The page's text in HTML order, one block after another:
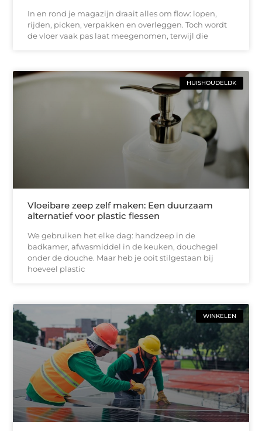
In en rond je magazijn draait alles om flow: lopen,
rijden, picken, verpakken en overleggen. Toch wordt
de vloer vaak pas laat meegenomen, terwijl die
HUISHOUDELIJK
Vloeibare zeep zelf maken: Een duurzaam
alternatief voor plastic flessen
We gebruiken het elke dag: handzeep in de
badkamer, afwasmiddel in de keuken, douchegel
onder de douche. Maar heb je ooit stilgestaan bij
hoeveel plastic
WINKELEN